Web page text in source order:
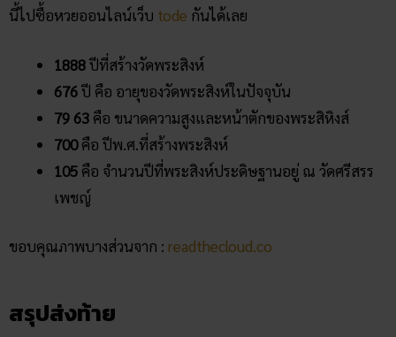
นี้ไปซื้อหวยออนไลน์เว็บ tode กันได้เลย
1888ปีที่สร้างวัดพระสิงห์
676ปี คือ อายุของวัดพระสิงห์ในปัจจุบัน
79 63 คือ ขนาดความสูงและหน้าตักของพระสิหิงส์
700คือ ปีพ.ศ.ที่สร้างพระสิงห์
105 คือ จำนวนปีที่พระสิงห์ประดิษฐานอยู่ ณ วัดศรีสรร
เพชญ์
ขอบคุณภาพบางส่วนจาก : readthecloud.co
สรุปส่งท้าย